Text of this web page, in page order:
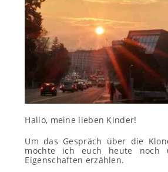
Hallo, meine lieben Kinder!
Um das Gespräch über die
möchte ich euch heute noch
Eigenschaften erzählen.